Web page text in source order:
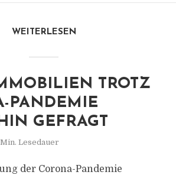
WEITERLESEN
TROTZ
PANDEMIE
GEFRAGT
Lesedauer
der Corona-Pandemie